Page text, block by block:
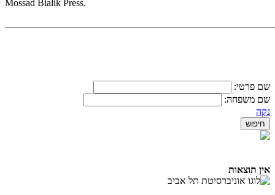
Mossad Bialik Press.
שם פרטי:
שם משפחה:
נקה
אין תוצאות